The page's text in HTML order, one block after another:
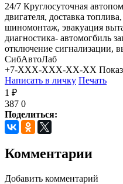
24/7 Круглосуточная
двигателя, доставка
шиномонтаж, эвакуация
диагностика- автомогбиль
отключение сигнализации,
СибАвтоЛаб
+7-XXX-XXX-XX-XX
Написать в личку Печать
1 ₽
387 0
Поделиться:
Комментарии
Добавить комментарий